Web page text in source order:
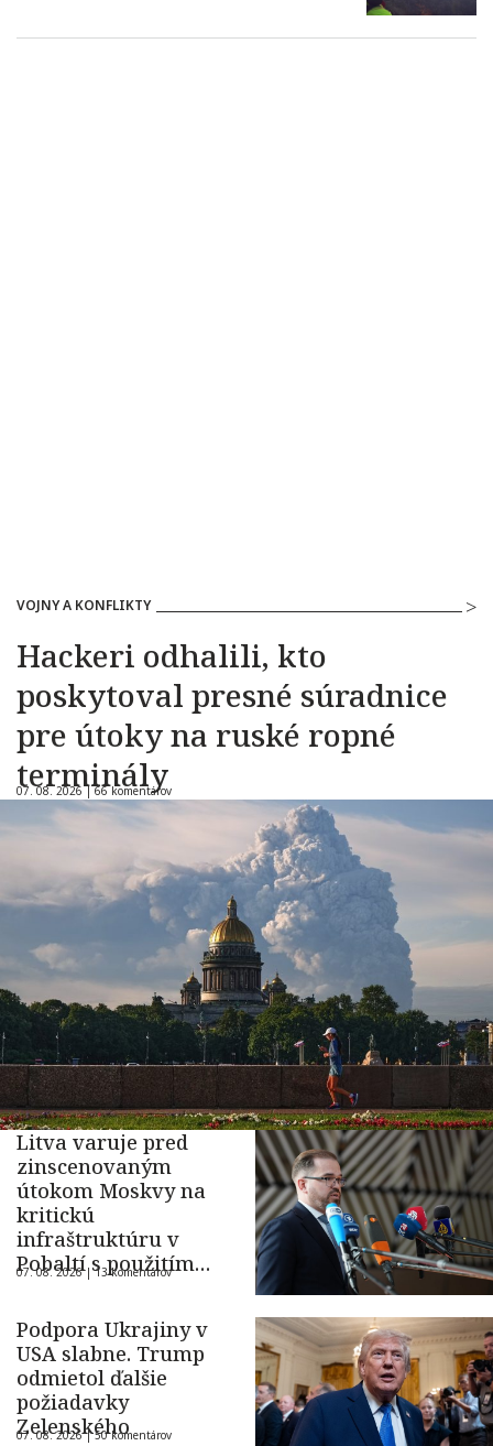
VOJNY A KONFLIKTY
Hackeri odhalili, kto
poskytoval presné súradnice
pre útoky na ruské ropné
terminály
07. 08. 2026 |66 komentárov
Litva varuje pred
zinscenovaným
útokom Moskvy na
kritickú
infraštruktúru v
Pobaltí s použitím
ukrajinského dronu
07. 08. 2026 |13 komentárov
Podpora Ukrajiny v
USA slabne. Trump
odmietol ďalšie
požiadavky
Zelenského
07. 08. 2026 |50 komentárov